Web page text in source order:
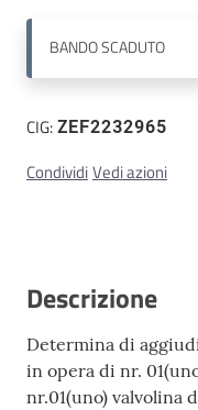
BANDOSCADUTO
CIG:ZEF2232965
CondividiVedi azioni
Descrizione
Determina di
in opera di nr.
nr.01(uno) valvolina